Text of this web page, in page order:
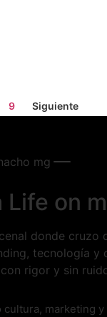
9 Siguiente
mg
Life on
donde cruzo
tecnología y
rigor y sin
cultura, marketing